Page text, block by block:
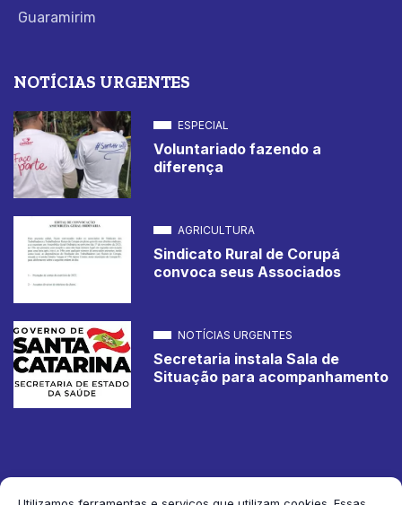
Guaramirim
NOTÍCIAS URGENTES
ESPECIAL
Voluntariado fazendo a
diferença
AGRICULTURA
Sindicato Rural de Corupá
convoca seus Associados
NOTÍCIAS URGENTES
Secretaria instala Sala de
Situação para acompanhamento